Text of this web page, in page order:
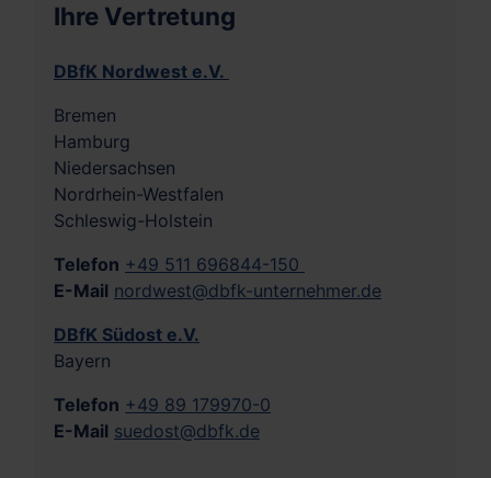
Ihre Vertretung
DBfK Nordwest e.V.
Bremen
Hamburg
Niedersachsen
Nordrhein-Westfalen
Schleswig-Holstein
Telefon +49 511 696844-150
E-Mail nordwest@dbfk-unternehmer.de
DBfK Südost e.V.
Bayern
Telefon +49 89 179970-0
E-Mail suedost@dbfk.de